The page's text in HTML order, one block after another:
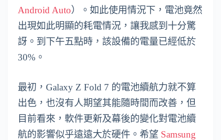
Android Auto）。如此使用情況下，電池竟然
出現如此明顯的耗電情況，讓我感到十分驚
訝。到下午五點時，該設備的電量已經低於
30%。
最初，Galaxy Z Fold 7 的電池續航力就不算
出色，也沒有人期望其能隨時間而改善，但
目前看來，軟件更新及幕後的變化對電池續
航的影響似乎遠遠大於硬件。希望 Samsung